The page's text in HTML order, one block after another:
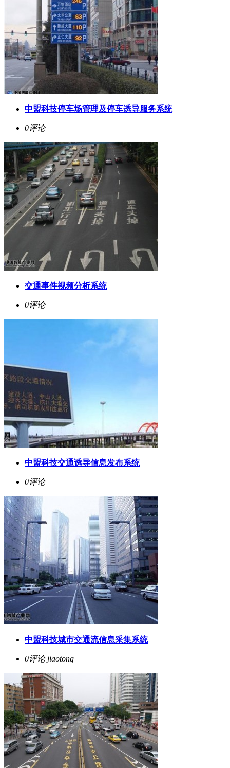
中盟科技停车场管理及停车诱导服务系统
0评论
交通事件视频分析系统
0评论
中盟科技交通诱导信息发布系统
0评论
中盟科技城市交通流信息采集系统
0评论jiaotong